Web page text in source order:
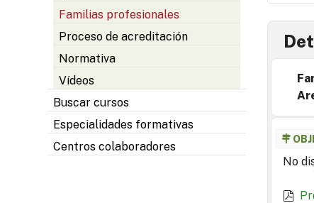
Familias profesionales
Proceso de acreditación
Normativa
Vídeos
Buscar cursos
Especialidades formativas
Centros colaboradores
No